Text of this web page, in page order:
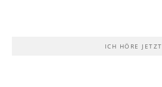
ICH HÖRE JETZT